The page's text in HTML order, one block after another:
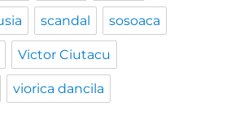
scandal sosoaca
Victor Ciutacu
viorica dancila